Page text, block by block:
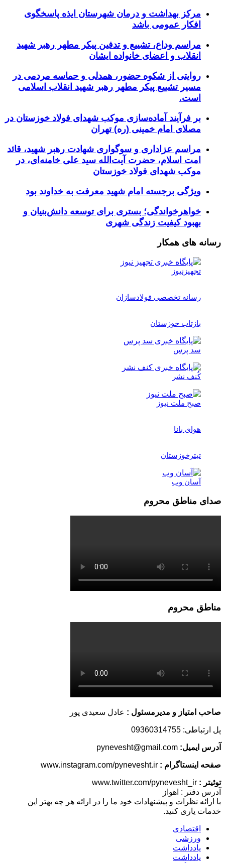
مرکز بهداشت و درمان شهرستان ایذه پاسخگوی
افکار عمومی باشد
مراسم وداع، تشییع و تدفین پیکر مطهر رهبر شهید
انقلاب و اعضای خانواده ایشان
روایتی از شکوه حضور، همدلی و حماسه مردمی در
مسیر تشییع پیکر مطهر رهبر شهید انقلاب اسلامی
است.
بر فرآیند آماده‌سازی موکب شهدای فولاد خوزستان در
مصلای امام خمینی (ره) تهران
مراسم عزاداری و سوگواری شهادت رهبر شهید، قائد
امت اسلام، حضرت آیت‌الله سید علی خامنه‌ای، در
موکب شهدای فولاد خوزستان
ویژگی برجسته امام شهید معرفت به خداوند بود
خواهرخواندگی؛ بستری برای توسعه دانش‌بنیان و
بهبود کیفیت زندگی شهری
رسانه های همکار
تجهیزنیوز
رسانه تخصصی فولادسازان
بازتاب خوزستان
سد پرس
کُنف نشر
صبح ملت نیوز
هوای بانا
تیترخوزستان
آسان وب
صدای مناطق محروم
مناطق محروم
صاحب امتیاز و مدیرمسئول : عادل سعیدی پور
پل ارتباطی: 09360314755
آدرس ایمیل:
صفحه اینستاگرام :
توئیتر :
آدرس دفتر : اهواز
با ارائه نظرات و پیشنهادات خود ما را در ارائه هر چه بهتر این
خدمات یاری کنید.
اقتصادی
ورزشی
یادداشت
یادداشت